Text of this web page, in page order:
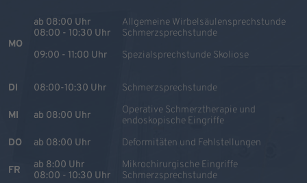
MO
ab 08:00 Uhr
08:00 - 10:30 Uhr
09:00 - 11:00 Uhr
Allgemeine Wirbelsäulensprechstunde
Schmerzsprechstunde
Spezialsprechstunde Skoliose
DI 08:00-10:30 Uhr Schmerzsprechstunde
MI ab 08:00 Uhr
Operative Schmerztherapie und
endoskopische Eingriffe
DO
ab 08:00 Uhr Deformitäten und Fehlstellungen
FR
ab 8:00 Uhr
08:00 - 10:30 Uhr
Mikrochirurgische Eingriffe
Schmerzsprechstunde